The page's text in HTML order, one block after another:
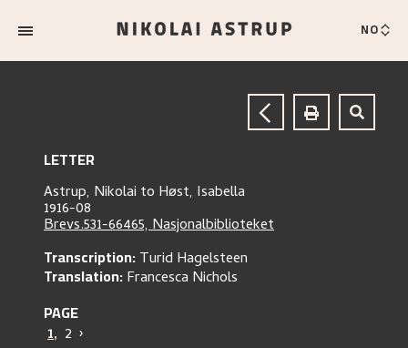
NO
LETTER
Astrup, Nikolai to Høst, Isabella
1916-08
Brevs.531-66465, Nasjonalbiblioteket
Transcription:Turid Hagelsteen
Translation:Francesca Nichols
PAGE
1, 2 ›